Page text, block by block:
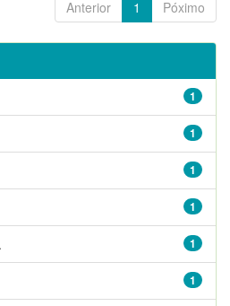
Anterior 1 Póximo
1
1
1
1
1
1